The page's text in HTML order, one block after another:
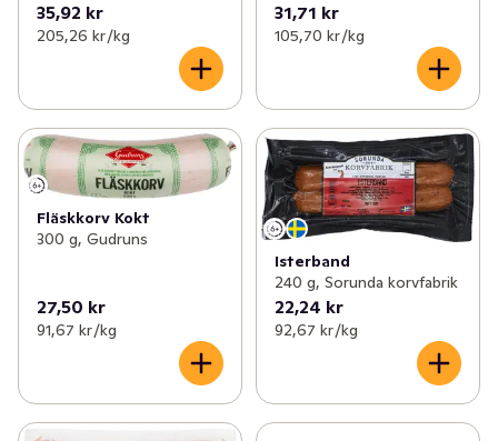
35,92 kr
205,26 kr /kg
31,71 kr
105,70 kr /kg
Fläskkorv Kokt
300 g, Gudruns
27,50 kr
91,67 kr /kg
Isterband
240 g, Sorunda korvfabrik
22,24 kr
92,67 kr /kg